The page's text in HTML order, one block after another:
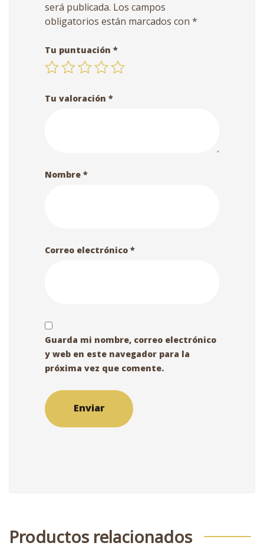
será publicada. Los campos
obligatorios están marcados con *
Tu puntuación *
Tu valoración *
Nombre *
Correo electrónico *
Guarda mi nombre, correo electrónico
y web en este navegador para la
próxima vez que comente.
Productos relacionados